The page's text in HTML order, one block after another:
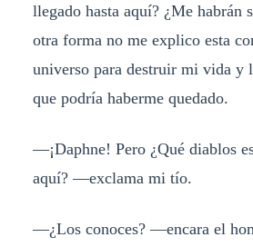
llegado hasta aquí? ¿Me habrán
otra forma no me explico esta
universo para destruir mi vida y
que podría haberme quedado.
—¡Daphne! Pero ¿Qué diablos
aquí? —exclama mi tío.
—¿Los conoces? —encara el